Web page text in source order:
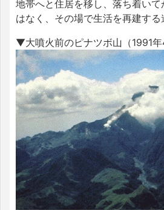
地帯へと住居を移し、落ち着いて
はなく、その場で生活を再建する
▼大噴火前のピナツボ山（1991年